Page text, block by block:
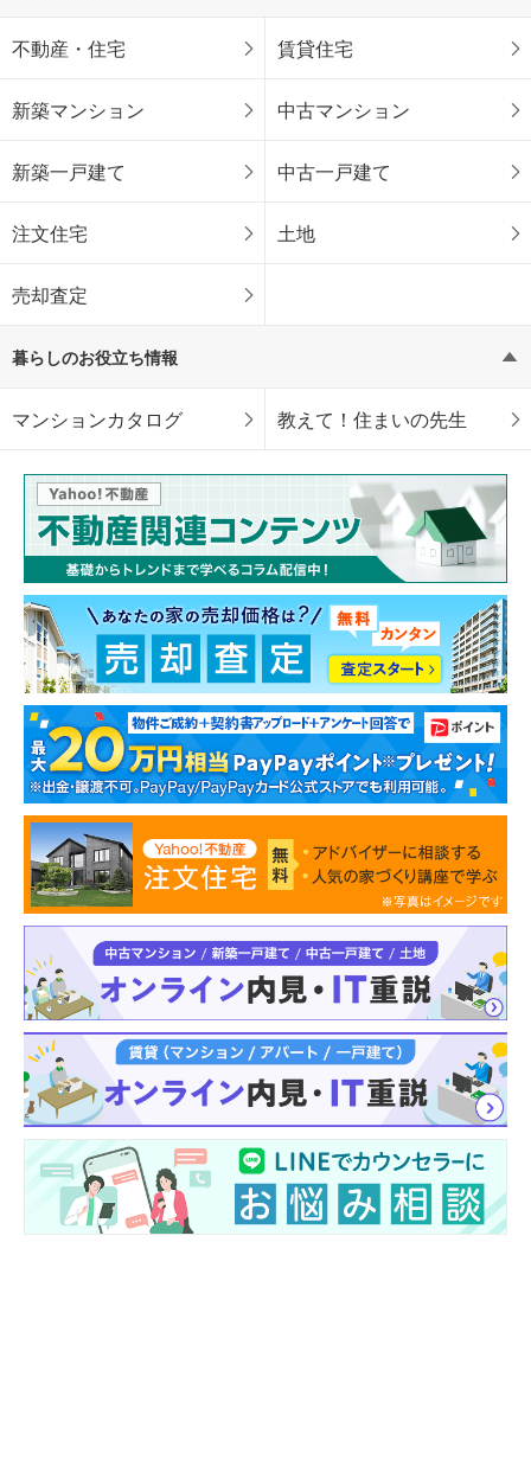
不動産・住宅 賃貸住宅
新築マンション 中古マンション
新築一戸建て 中古一戸建て
注文住宅 土地
売却査定
暮らしのお役立ち情報
マンションカタログ 教えて！住まいの先生